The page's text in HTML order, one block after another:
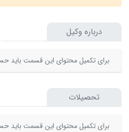
درباره وکیل
برای تکمیل محتوای این قسمت باید
تحصیلات
برای تکمیل محتوای این قسمت باید